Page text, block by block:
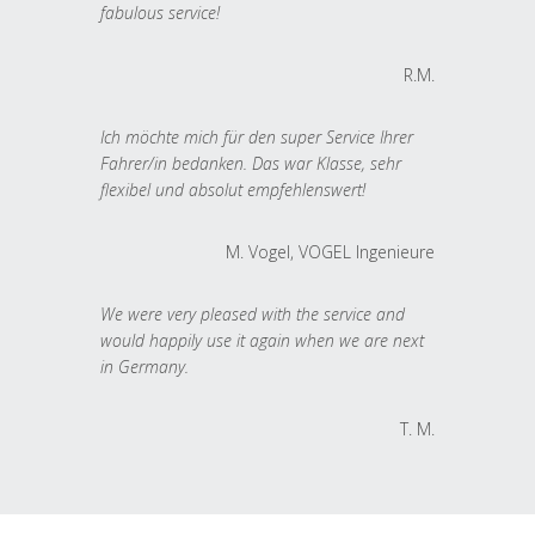
fabulous service!
R.M.
Ich möchte mich für den super Service Ihrer
Fahrer/in bedanken. Das war Klasse, sehr
flexibel und absolut empfehlenswert!
M. Vogel, VOGEL Ingenieure
We were very pleased with the service and
would happily use it again when we are next
in Germany.
T. M.